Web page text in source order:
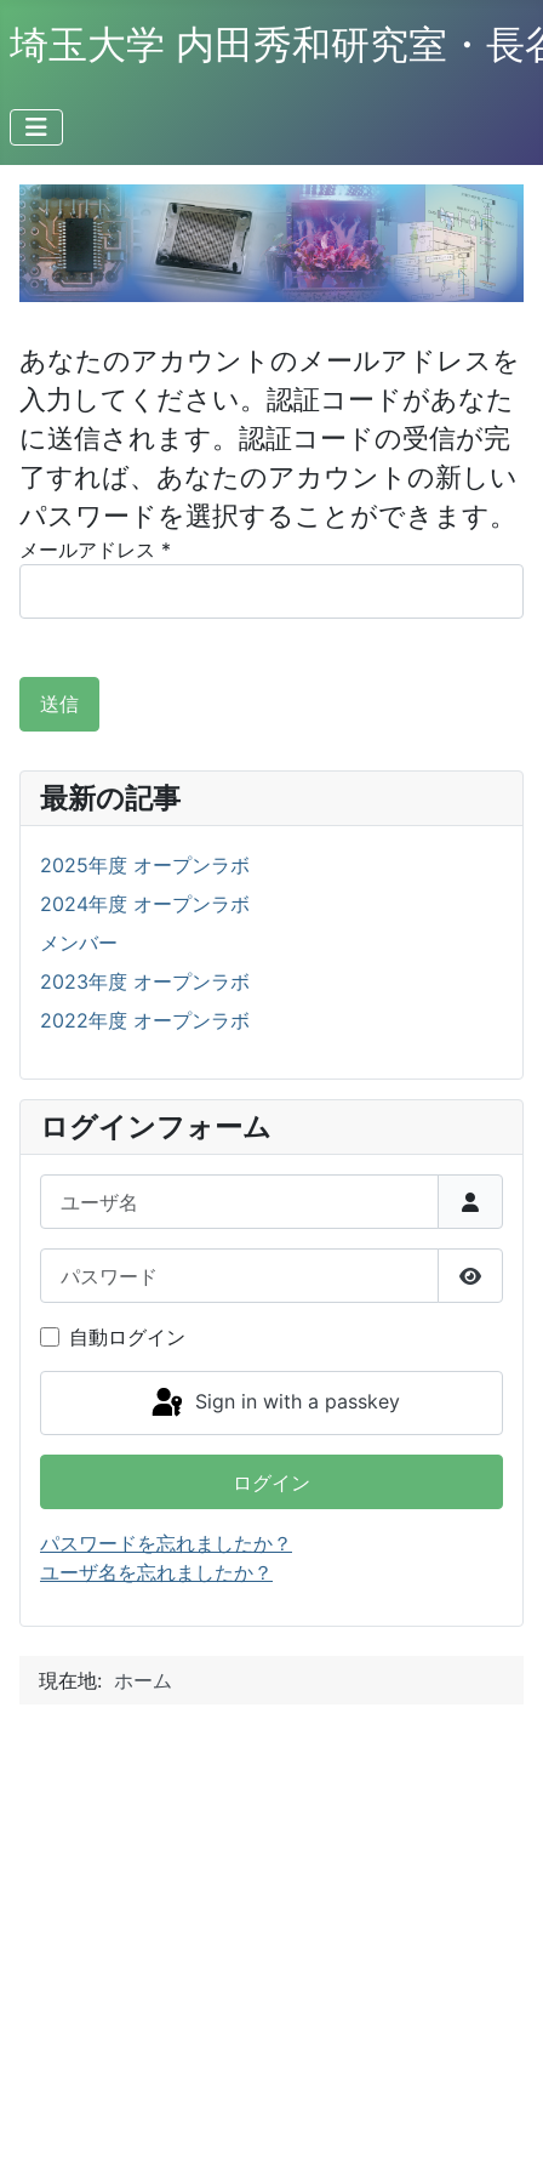
埼玉大学 内田秀和研究室・長
あなたのアカウントのメールアドレスを
入力してください。認証コードがあなた
に送信されます。認証コードの受信が完
了すれば、あなたのアカウントの新しい
パスワードを選択することができます。
メールアドレス *
送信
最新の記事
2025年度 オープンラボ
2024年度 オープンラボ
メンバー
2023年度 オープンラボ
2022年度 オープンラボ
ログインフォーム
Show
自動ログイン
Sign in with a passkey
ログイン
パスワードを忘れましたか？
ユーザ名を忘れましたか？
現在地: ホーム